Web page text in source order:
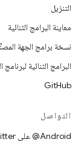
التنزيل
معاينة البرامج الثنائية
نسخة برامج الجهة
البرامج الثنائية لبرنامج
GitHub
التواصل
‎@Android على Twitter